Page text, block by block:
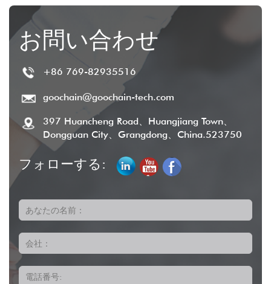
お問い合わせ
+86 769-82935516
goochain@goochain-tech.com
397 Huancheng Road、Huangjiang Town、
Dongguan City、Grangdong、China.523750
フォローする:
あなたの名前：
会社：
電話番号: